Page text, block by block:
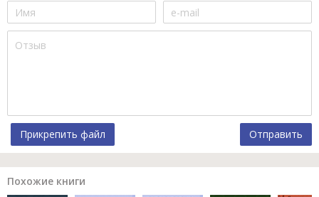
Прикрепить файл Отправить
Похожие книги